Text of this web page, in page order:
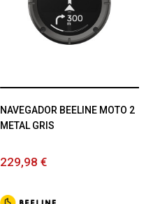
NAVEGADOR BEELINE MOTO 2
METAL GRIS
229,98 €